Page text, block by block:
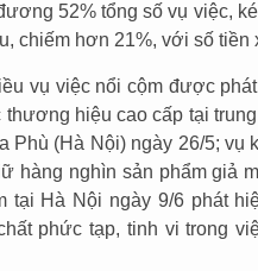
52% tổng số vụ việc,
chiếm hơn 21%, với số tiền
vụ việc nổi cộm được
thương hiệu cao cấp tại
Phù (Hà Nội) ngày 26/5; vụ
hàng nghìn sản phẩm giả
tại Hà Nội ngày 9/6 phát
phức tạp, tinh vi trong